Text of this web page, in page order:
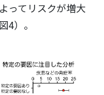
ってリスクが増大
4）。